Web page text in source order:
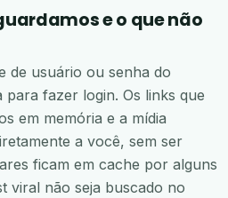
e o que não
de usuário ou senha do
para fazer login. Os links que
em memória e a mídia
a você, sem ser
ficam em cache por alguns
viral não seja buscado no